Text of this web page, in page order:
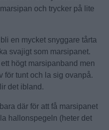
och trycker på lite
en mycket snyggare tårta
svajigt som marsipanet.
högt marsipanband men
för tunt och la sig ovanpå.
det ibland.
där för att få marsipanet
hallonspegeln (heter det